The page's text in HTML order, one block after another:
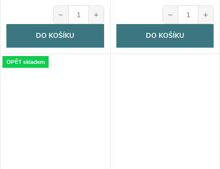
− +
DO KOŠÍKU
− +
DO KOŠÍKU
OPĚT skladem